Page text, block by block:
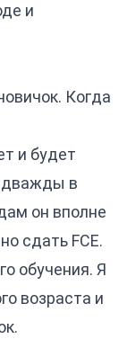
и
Когда
и будет
дважды в
он вполне
сдать FCE.
обучения. Я
возраста и